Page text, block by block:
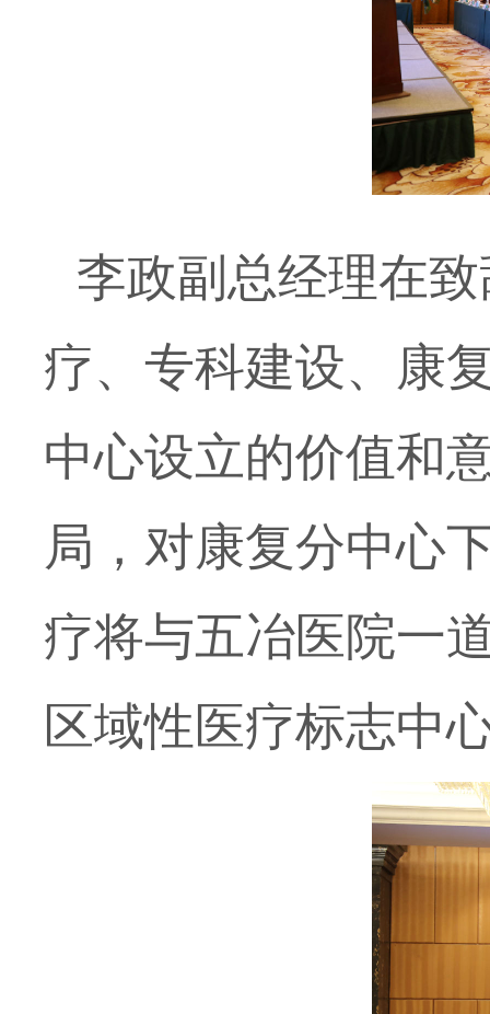
李政副总经理在
疗、专科建设、康
中心设立的价值和
局，对康复分中心
疗将与五冶医院一
区域性医疗标志中